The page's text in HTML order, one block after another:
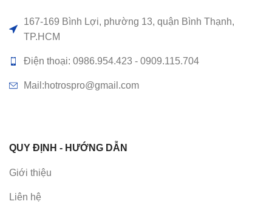
167-169 Bình Lợi, phường 13, quận Bình Thạnh,
TP.HCM
Điện thoại: 0986.954.423 - 0909.115.704
Mail:hotrospro@gmail.com
QUY ĐỊNH - HƯỚNG DẪN
Giới thiệu
Liên hệ